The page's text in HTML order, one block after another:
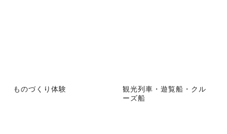
ものづくり体験
観光列車・遊覧船・クル
ーズ船